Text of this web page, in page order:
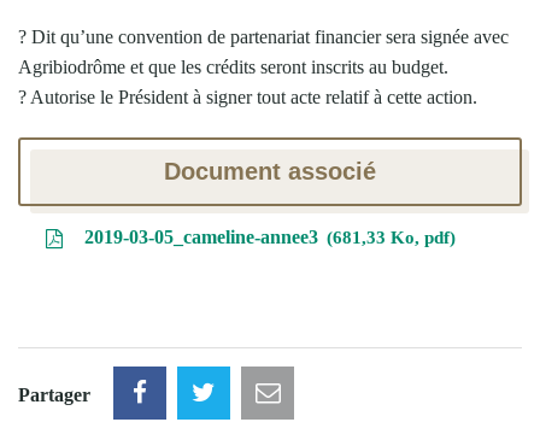
? Dit qu’une convention de partenariat financier sera signée avec
Agribiodrôme et que les crédits seront inscrits au budget.
? Autorise le Président à signer tout acte relatif à cette action.
Document associé
2019-03-05_cameline-annee3 681,33 Ko, pdf
Partager